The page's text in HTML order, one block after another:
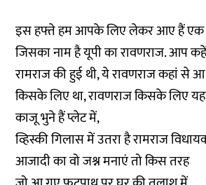
इस हफ्ते हम आपके लिए लेकर आए हैं एक
जिसका नाम है यूपी का रावणराज. आप
रामराज की हुई थी, ये रावणराज कहां से आ
किसके लिए था, रावणराज किसके लिए
काजू भुने हैं प्लेट में,
व्हिस्की गिलास में उतरा है रामराज
आजादी का वो जश्न मनाएं तो किस तरह